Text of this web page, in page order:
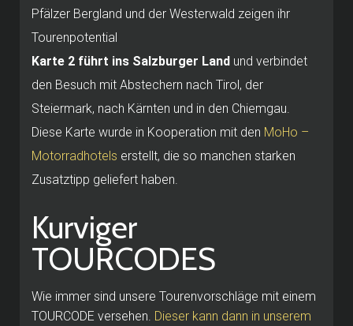
Pfälzer Bergland und der Westerwald zeigen ihr
Tourenpotential
Karte 2 führt ins Salzburger Land und verbindet
den Besuch mit Abstechern nach Tirol, der
Steiermark, nach Kärnten und in den Chiemgau.
Diese Karte wurde in Kooperation mit den MoHo –
Motorradhotels erstellt, die so manchen starken
Zusatztipp geliefert haben.
Kurviger
TOURCODES
Wie immer sind unsere Tourenvorschläge mit einem
TOURCODE versehen. Dieser kann dann in unserem